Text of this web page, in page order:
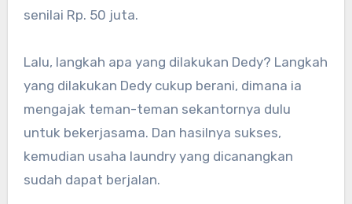
senilai Rp. 50 juta.
Lalu, langkah apa yang dilakukan Dedy? Langkah
yang dilakukan Dedy cukup berani, dimana ia
mengajak teman-teman sekantornya dulu
untuk bekerjasama. Dan hasilnya sukses,
kemudian usaha laundry yang dicanangkan
sudah dapat berjalan.